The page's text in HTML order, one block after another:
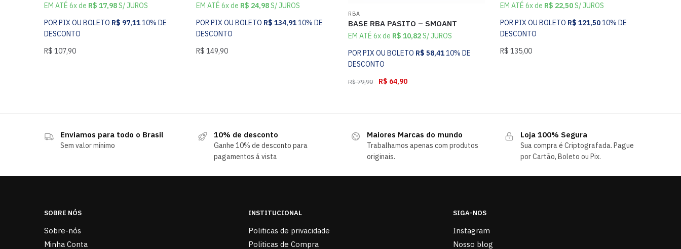
EM ATÉ 6x de R$ 17,98S/ JUROS
POR PIX OU BOLETO R$ 97,1110% DE
DESCONTO
R$ 107,90
EM ATÉ 6x de R$ 24,98S/ JUROS
POR PIX OU BOLETO R$ 134,9110% DE
DESCONTO
R$ 149,90
RBA
BASE RBA PASITO – SMOANT
EM ATÉ 6x de R$ 10,82S/ JUROS
POR PIX OU BOLETO R$ 58,4110% DE
DESCONTO
R$79,90 R$ 64,90
EM ATÉ 6x de R$ 22,50S/ JUROS
POR PIX OU BOLETO R$ 121,5010% DE
DESCONTO
R$ 135,00
Enviamos para todo o Brasil
Sem valor mínimo
10% de desconto
Ganhe 10% de desconto para
pagamentos á vista
Maiores Marcas do mundo
Trabalhamos apenas com produtos
originais.
Loja 100% Segura
Sua compra é Criptografada. Pague
por Cartão, Boleto ou Pix.
SOBRE NÓS
Sobre-nós
Minha Conta
INSTITUCIONAL
Politicas de privacidade
Politicas de Compra
SIGA-NOS
Instagram
Nosso blog